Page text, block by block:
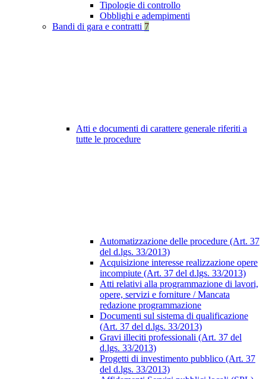
Tipologie di controllo
Obblighi e adempimenti
Bandi di gara e contratti 7
Atti e documenti di carattere generale riferiti a
tutte le procedure
Automatizzazione delle procedure (Art. 37
del d.lgs. 33/2013)
Acquisizione interesse realizzazione opere
incompiute (Art. 37 del d.lgs. 33/2013)
Atti relativi alla programmazione di lavori,
opere, servizi e forniture / Mancata
redazione programmazione
Documenti sul sistema di qualificazione
(Art. 37 del d.lgs. 33/2013)
Gravi illeciti professionali (Art. 37 del
d.lgs. 33/2013)
Progetti di investimento pubblico (Art. 37
del d.lgs. 33/2013)